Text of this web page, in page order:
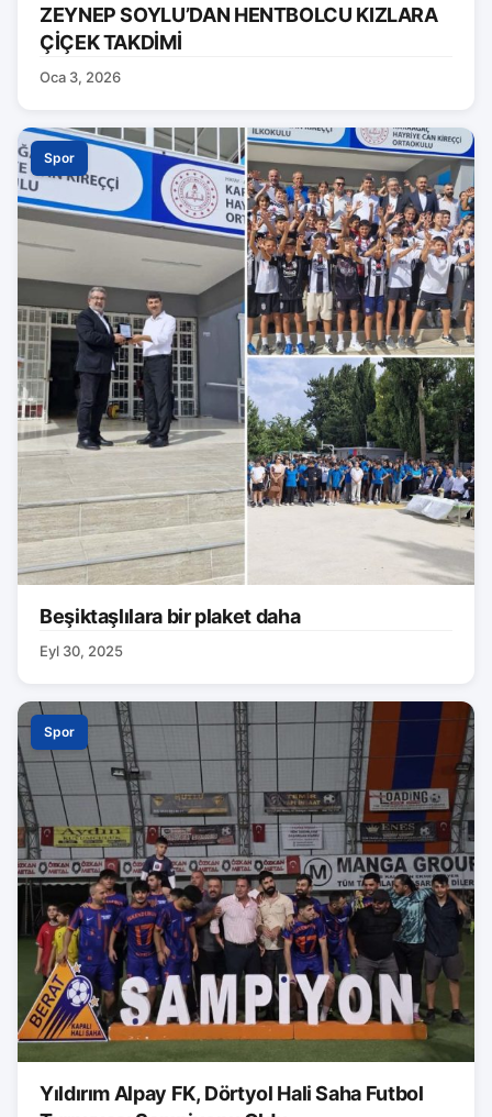
ZEYNEP SOYLU’DAN HENTBOLCU KIZLARA
ÇİÇEK TAKDİMİ
Oca 3, 2026
Spor
Beşiktaşlılara bir plaket daha
Eyl 30, 2025
Spor
Yıldırım Alpay FK, Dörtyol Hali Saha Futbol